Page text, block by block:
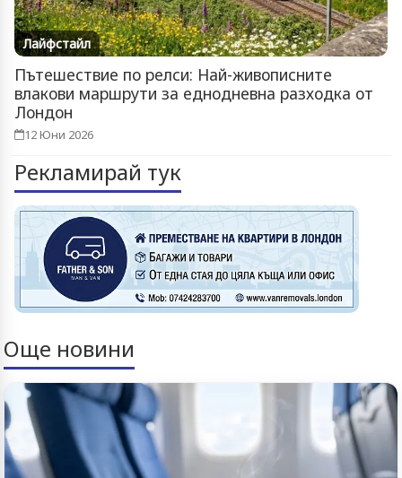
Лайфстайл
Пътешествие по релси: Най-живописните
влакови маршрути за еднодневна разходка от
Лондон
12 Юни 2026
Рекламирай тук
Още новини